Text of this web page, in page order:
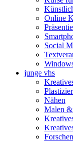
Online
Social
junge vhs
Nähen
Malen